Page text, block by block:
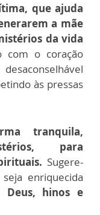
que ajuda
a mãe
da vida
com o coração
às pressas
tranquila,
para
Sugere-
enriquecida
Deus, hinos e